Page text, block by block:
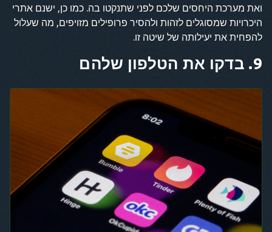
ואת מערכת היחסים שלכם לפני שתנקטו בה. כמו כן, ישנם אתרי
היכרויות שמסוגלים לזהות ולהסיר פרופילים מזויפים, מה שעלול
להפחית את יעילותה של שיטה זו.
9. בדקו את הטלפון שלהם